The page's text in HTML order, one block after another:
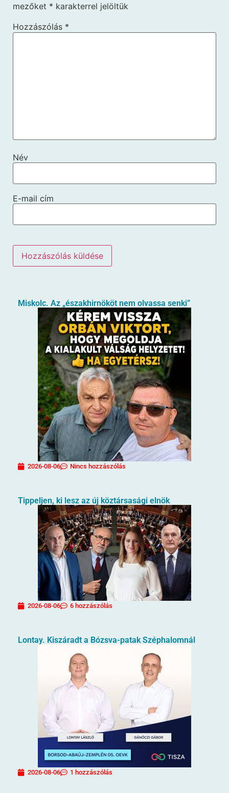
mezőket * karakterrel jelöltük
Hozzászólás *
Név
E-mail cím
Miskolc. Az „északhirnököt nem olvassa senki”
2026-08-06 Nincs hozzászólás
Tippeljen, ki lesz az új köztársasági elnök
2026-08-06 6 hozzászólás
Lontay. Kiszáradt a Bózsva-patak Széphalomnál
2026-08-06 1 hozzászólás